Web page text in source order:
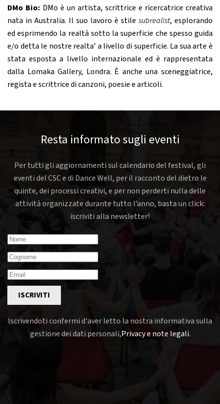
DMo Bio: DMo è un artista, scrittrice e ricercatrice creativa
nata in Australia. Il suo lavoro è stile subrealist, esplorando
ed esprimendo la realtà sotto la superficie che spesso guida
e/o detta le nostre realta’ a livello di superficie. La sua arte è
stata esposta a livello internazionale ed è rappresentata
dalla Lomaka Gallery, Londra. È anche una sceneggiatrice,
regista e scrittrice di canzoni, poesie e articoli.
Resta informato sugli eventi
Per tutti gli aggiornamenti sul calendario del festival, gli
eventi del CSC e di Dance Well, per il racconto del dietro le
quinte, dei processi creativi, e per non perderti nulla delle
attività organizzate durante tutto l’anno, basta un click:
iscriviti alla newsletter!
ISCRIVITI
Iscrivendoti confermi d'aver letto la nostra informativa sulla
gestione dei dati personali,Privacy e note legali.